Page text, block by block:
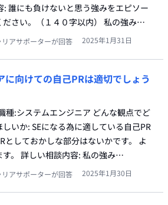
: 誰にも負けないと思う強みをエピソー
ださい。（１４０字以内） 私の強み…
リアサポーターが回答 2025年1月31日
に向けての自己PRは適切でしょう
種:システムエンジニア どんな観点でど
いか: SEになる為に適している自己PR
としておかしな部分はないかです。 よ
す。 詳しい相談内容: 私の強み…
リアサポーターが回答 2025年1月30日